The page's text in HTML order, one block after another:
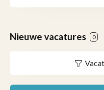
Nieuwe vacatures 0